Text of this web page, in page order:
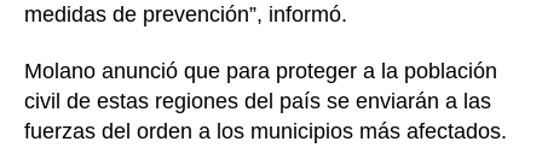
medidas de prevención”, informó.
Molano anunció que para proteger a la población
civil de estas regiones del país se enviarán a las
fuerzas del orden a los municipios más afectados.